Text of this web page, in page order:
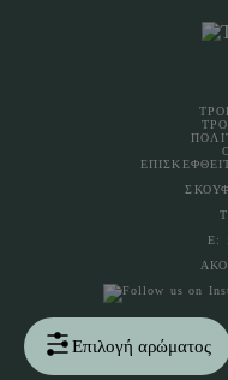
Επιλογή αρώματος
Ε: